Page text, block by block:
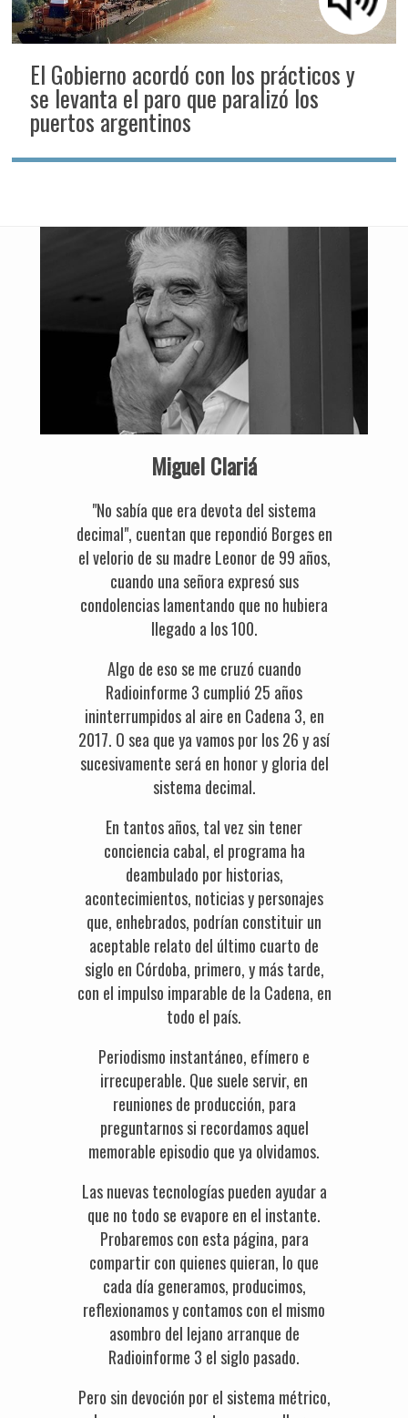
El Gobierno acordó con los prácticos y
se levanta el paro que paralizó los
puertos argentinos
Miguel Clariá
"No sabía que era devota del sistema
decimal", cuentan que repondió Borges en
el velorio de su madre Leonor de 99 años,
cuando una señora expresó sus
condolencias lamentando que no hubiera
llegado a los 100.
Algo de eso se me cruzó cuando
Radioinforme 3 cumplió 25 años
ininterrumpidos al aire en Cadena 3, en
2017. O sea que ya vamos por los 26 y así
sucesivamente será en honor y gloria del
sistema decimal.
En tantos años, tal vez sin tener
conciencia cabal, el programa ha
deambulado por historias,
acontecimientos, noticias y personajes
que, enhebrados, podrían constituir un
aceptable relato del último cuarto de
siglo en Córdoba, primero, y más tarde,
con el impulso imparable de la Cadena, en
todo el país.
Periodismo instantáneo, efímero e
irrecuperable. Que suele servir, en
reuniones de producción, para
preguntarnos si recordamos aquel
memorable episodio que ya olvidamos.
Las nuevas tecnologías pueden ayudar a
que no todo se evapore en el instante.
Probaremos con esta página, para
compartir con quienes quieran, lo que
cada día generamos, producimos,
reflexionamos y contamos con el mismo
asombro del lejano arranque de
Radioinforme 3 el siglo pasado.
Pero sin devoción por el sistema métrico,